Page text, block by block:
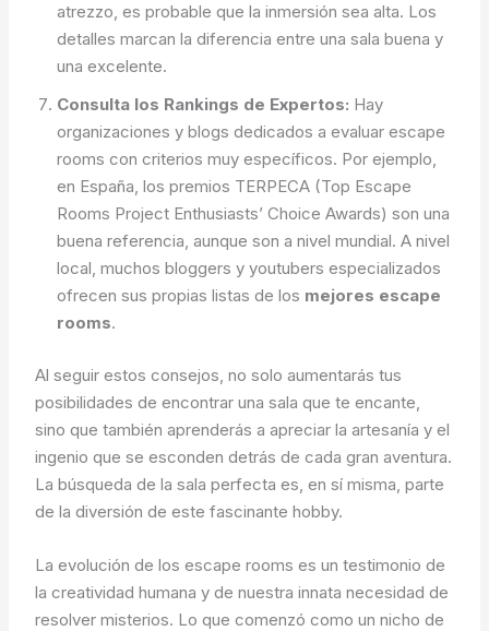
atrezzo, es probable que la inmersión sea alta. Los
detalles marcan la diferencia entre una sala buena y
una excelente.
Consulta los Rankings de Expertos: Hay
organizaciones y blogs dedicados a evaluar escape
rooms con criterios muy específicos. Por ejemplo,
en España, los premios TERPECA (Top Escape
Rooms Project Enthusiasts’ Choice Awards) son una
buena referencia, aunque son a nivel mundial. A nivel
local, muchos bloggers y youtubers especializados
ofrecen sus propias listas de los mejores escape
rooms.
Al seguir estos consejos, no solo aumentarás tus
posibilidades de encontrar una sala que te encante,
sino que también aprenderás a apreciar la artesanía y el
ingenio que se esconden detrás de cada gran aventura.
La búsqueda de la sala perfecta es, en sí misma, parte
de la diversión de este fascinante hobby.
La evolución de los escape rooms es un testimonio de
la creatividad humana y de nuestra innata necesidad de
resolver misterios. Lo que comenzó como un nicho de